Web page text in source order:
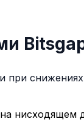
при
нисходящем